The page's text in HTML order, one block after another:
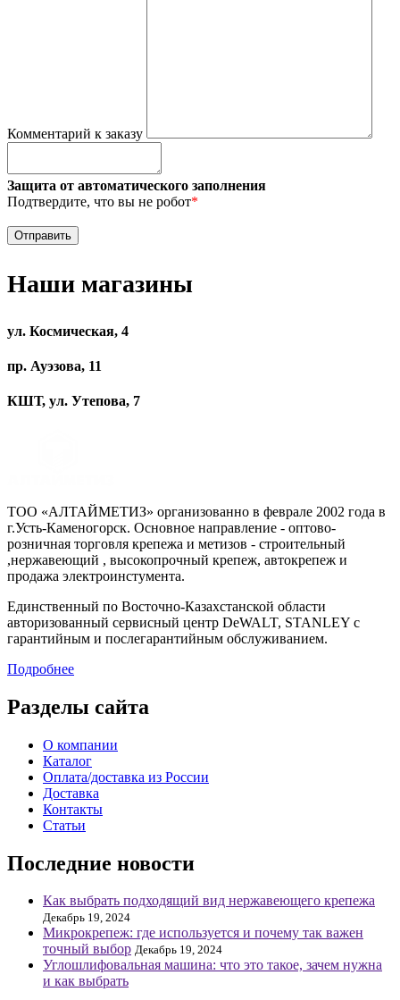
Комментарий к заказу
Защита от автоматического заполнения
Подтвердите, что вы не робот*
Наши магазины
ул. Космическая, 4
пр. Ауэзова, 11
КШТ, ул. Утепова, 7
ТОО «АЛТАЙМЕТИЗ» организованно в феврале 2002 года в
г.Усть-Каменогорск. Основное направление - оптово-
розничная торговля крепежа и метизов - строительный
,нержавеющий , высокопрочный крепеж, автокрепеж и
продажа электроинстумента.
Единственный по Восточно-Казахстанской области
авторизованный сервисный центр DeWALT, STANLEY с
гарантийным и послегарантийным обслуживанием.
Подробнее
Разделы сайта
О компании
Каталог
Оплата/доставка из России
Доставка
Контакты
Статьи
Последние новости
Как выбрать подходящий вид нержавеющего крепежа
Декабрь 19, 2024
Микрокрепеж: где используется и почему так важен
точный выбор Декабрь 19, 2024
Углошлифовальная машина: что это такое, зачем нужна
и как выбрать